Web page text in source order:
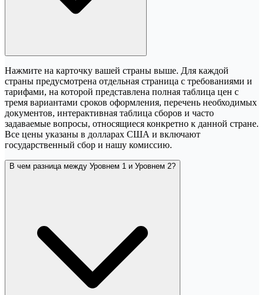
Нажмите на карточку вашей страны выше. Для каждой
страны предусмотрена отдельная страница с требованиями и
тарифами, на которой представлена полная таблица цен с
тремя вариантами сроков оформления, перечень необходимых
документов, интерактивная таблица сборов и часто
задаваемые вопросы, относящиеся конкретно к данной стране.
Все цены указаны в долларах США и включают
государственный сбор и нашу комиссию.
В чем разница между Уровнем 1 и Уровнем 2?